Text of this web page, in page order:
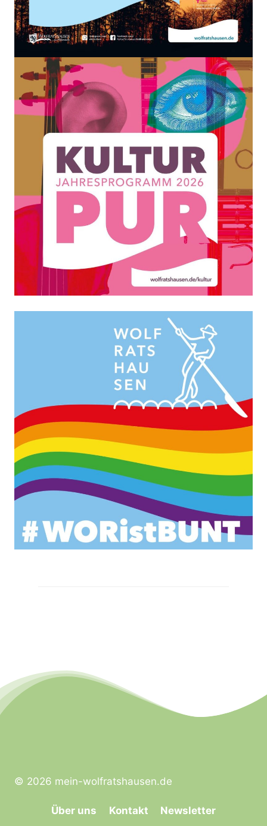
© 2026 mein-wolfratshausen.de
Über uns Kontakt Newsletter